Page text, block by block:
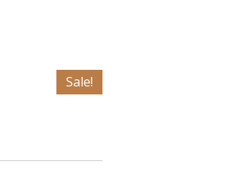
Sale!